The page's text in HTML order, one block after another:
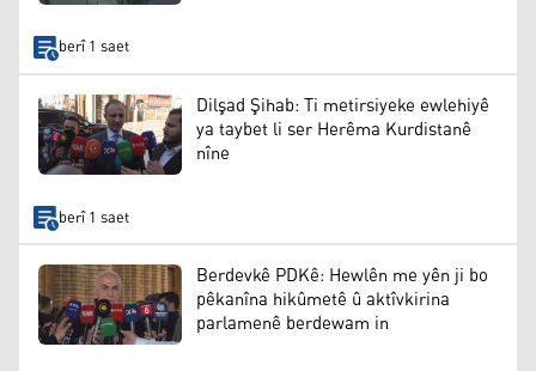
berî 1 saet
Dilşad Şihab: Ti metirsiyeke ewlehiyê
ya taybet li ser Herêma Kurdistanê
nîne
berî 1 saet
Berdevkê PDKê: Hewlên me yên ji bo
pêkanîna hikûmetê û aktîvkirina
parlamenê berdewam in